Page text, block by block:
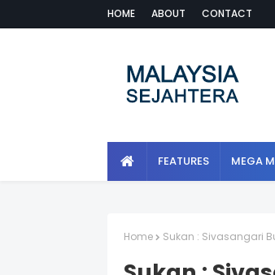
HOME ABOUT CONTACT
FEATURES MEGA
Home Sukan : Sivasangari